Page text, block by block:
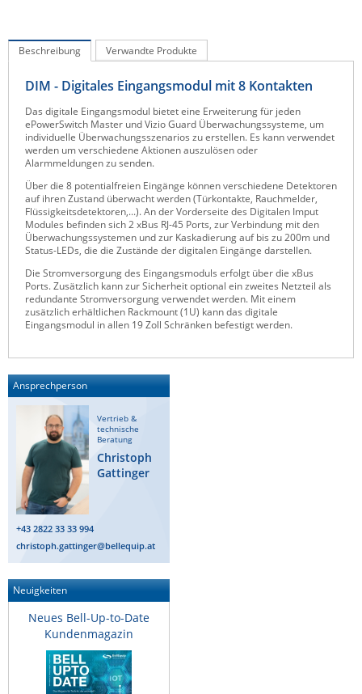
Legrand
Moxa
Netio
Panorama Antennas
PatchSee
Power Kingdom
Poynting
Raritan
Riello UPS
Server Technology
Siretta
SIRIO Antenne
Sunbird
Tactical Software
TEKTELIC
Teltonika
Unwired Networks
Vision
WATTECO
Westermo
Yuasa
ZPE Systems
Beschreibung Verwandte Produkte
DIM - Digitales Eingangsmodul mit 8 Kontakten
Das digitale Eingangsmodul bietet eine Erweiterung für jeden
ePowerSwitch Master und Vizio Guard Überwachungssysteme, um
individuelle Überwachungsszenarios zu erstellen. Es kann verwendet
werden um verschiedene Aktionen auszulösen oder
Alarmmeldungen zu senden.
Über die 8 potentialfreien Eingänge können verschiedene Detektoren
auf ihren Zustand überwacht werden (Türkontakte, Rauchmelder,
Flüssigkeitsdetektoren,...). An der Vorderseite des Digitalen Imput
Modules befinden sich 2 xBus RJ-45 Ports, zur Verbindung mit den
Überwachungssystemen und zur Kaskadierung auf bis zu 200m und
Status-LEDs, die die Zustände der digitalen Eingänge darstellen.
Die Stromversorgung des Eingangsmoduls erfolgt über die xBus
Ports. Zusätzlich kann zur Sicherheit optional ein zweites Netzteil als
redundante Stromversorgung verwendet werden. Mit einem
zusätzlich erhältlichen Rackmount (1U) kann das digitale
Eingangsmodul in allen 19 Zoll Schränken befestigt werden.
Ansprechperson
Vertrieb &
technische
Beratung
Christoph
Gattinger
+43 2822 33 33 994
christoph.gattinger@bellequip.at
Neuigkeiten
Neues Bell-Up-to-Date
Kundenmagazin